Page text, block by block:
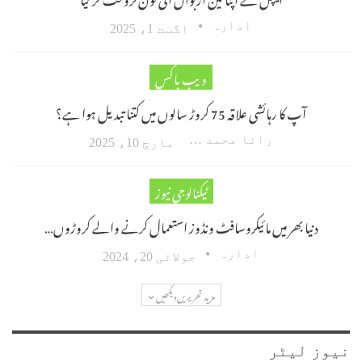
ادارہ اگست 1، 2025
ویب باکس
آپ کا رہائشی علاقہ 75 کروڑ سالوں میں کتنا تبدیل ہوا ہے؟
رانا محمد امین اکبر مارچ 10، 2025
ٹیکنالوجی نیوز
دنیا بھر میں مائیکروسافٹ ونڈوز استعمال کرنے والے کروڑوں…
ادارہ جولائی 20، 2024
مزید تحریریں دیکھیں
نیوز لیٹر